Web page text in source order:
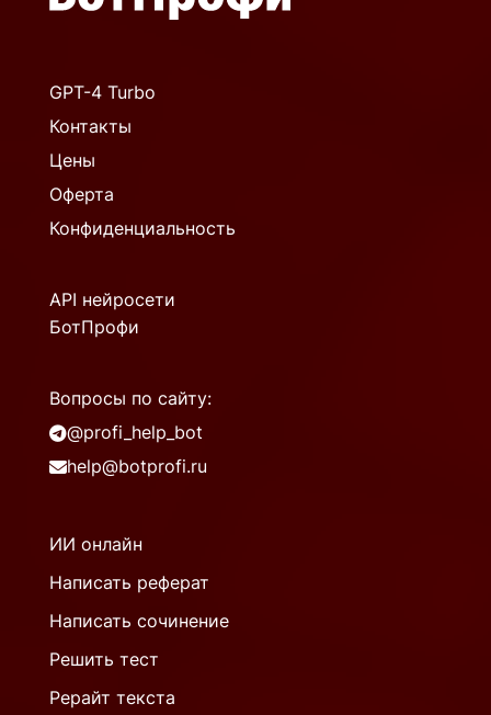
GPT-4 Turbo
Контакты
Цены
Оферта
Конфиденциальность
API нейросети
БотПрофи
Вопросы по сайту:
@profi_help_bot
help@botprofi.ru
ИИ онлайн
Написать реферат
Написать сочинение
Решить тест
Рерайт текста